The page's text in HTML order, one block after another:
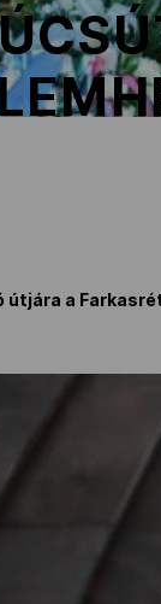
útjára a